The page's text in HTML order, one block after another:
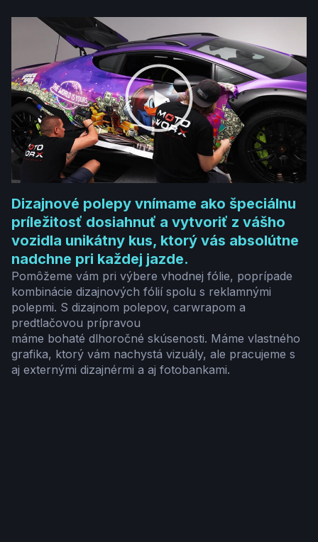
Dizajnové polepy vnímame ako špeciálnu
príležitosť dosiahnuť a vytvoriť z vášho
vozidla unikátny kus, ktorý vás absolútne
nadchne pri každej jazde.
Pomôžeme vám pri výbere vhodnej fólie, poprípade
kombinácie dizajnových fólií spolu s reklamnými
polepmi. S dizajnom polepov, carwrapom a
predtlačovou prípravou
máme bohaté dlhoročné skúsenosti. Máme vlastného
grafika, ktorý vám nachystá vizuály, ale pracujeme s
aj externými dizajnérmi a aj fotobankami.